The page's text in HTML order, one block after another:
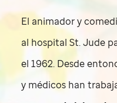
El animador y
al hospital St. Jude
el 1962. Desde
y médicos han